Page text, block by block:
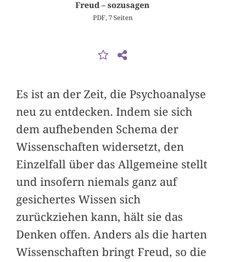
Freud – sozusagen
PDF, 7 Seiten
Es ist an der Zeit, die Psychoanalyse
neu zu entdecken. Indem sie sich
dem aufhebenden Schema der
Wissenschaften widersetzt, den
Einzelfall über das Allgemeine stellt
und insofern niemals ganz auf
gesichertes Wissen sich
zurückziehen kann, hält sie das
Denken offen. Anders als die harten
Wissenschaften bringt Freud, so die